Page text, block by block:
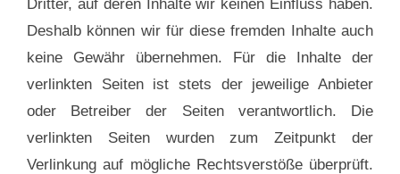
Dritter, auf deren Inhalte wir keinen Einfluss haben.
Deshalb können wir für diese fremden Inhalte auch
keine Gewähr übernehmen. Für die Inhalte der
verlinkten Seiten ist stets der jeweilige Anbieter
oder Betreiber der Seiten verantwortlich. Die
verlinkten Seiten wurden zum Zeitpunkt der
Verlinkung auf mögliche Rechtsverstöße überprüft.